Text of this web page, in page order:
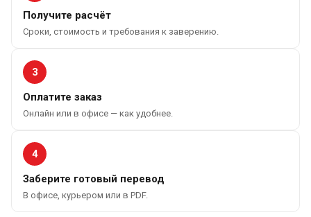
Получите расчёт
Сроки, стоимость и требования к заверению.
3
Оплатите заказ
Онлайн или в офисе — как удобнее.
4
Заберите готовый перевод
В офисе, курьером или в PDF.